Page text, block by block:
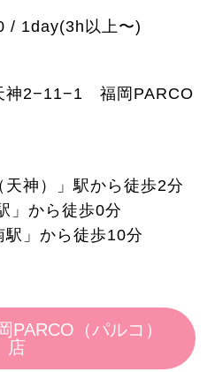
以上〜)
神2−11−1 福岡PARCO
神）」駅から徒歩2分
」から徒歩0分
」から徒歩10分
PARCO（パルコ）
店